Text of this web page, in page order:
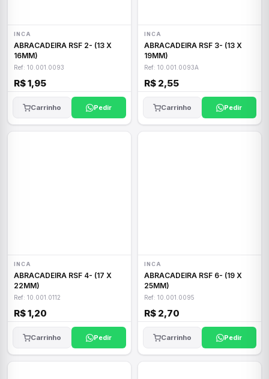
INCA
ABRACADEIRA RSF 2- (13 X
16MM)
Ref: 10.001.0093
R$ 1,95
Carrinho Pedir
INCA
ABRACADEIRA RSF 3- (13 X
19MM)
Ref: 10.001.0093A
R$ 2,55
Carrinho Pedir
INCA
ABRACADEIRA RSF 4- (17 X
22MM)
Ref: 10.001.0112
R$ 1,20
Carrinho Pedir
INCA
ABRACADEIRA RSF 6- (19 X
25MM)
Ref: 10.001.0095
R$ 2,70
Carrinho Pedir